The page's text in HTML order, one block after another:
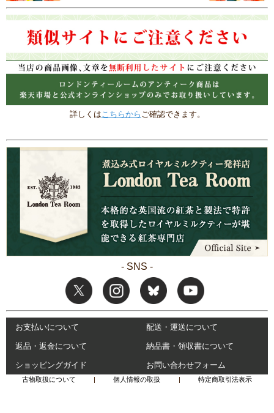
詳しくはこちらから ご確認できます。
- SNS -
お支払いについて 配送・運送について
返品・返金について 納品書・領収書について
ショッピングガイド お問い合わせフォーム
古物取扱について | 個人情報の取扱 | 特定商取引法表示